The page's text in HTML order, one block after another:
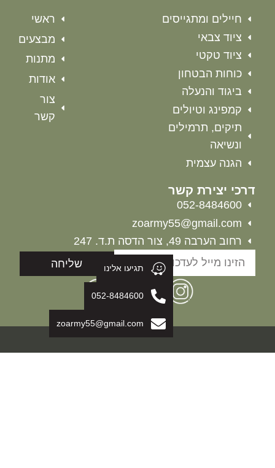
חיילים ומתגייסים
ציוד צבאי
ציוד טקטי
כוחות הבטחון
ביגוד והנעלה
קמפינג וטיולים
תיקים, תרמילים
ונשיאה
הגנה עצמית
ראשי
מבצעים
מתנות
אודות
צור
קשר
דרכי יצירת קשר
052-8484600
zoarmy55@gmail.com
רחוב הערבה 49, צור הדסה ת.ד. 247
שליחה
תגיעו אלינו
052-8484600
zoarmy55@gmail.com